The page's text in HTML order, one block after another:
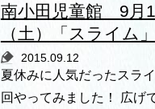
南小田児童館 9月
（土）「スライム」
2015.09.12
夏休みに人気だったスラ
回やってみました！ 広げ